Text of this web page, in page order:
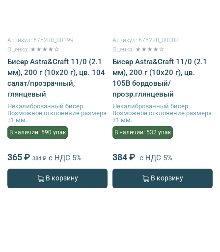
Артикул: 675288_00199
Оценка: ★★★★☆
Бисер Astra&Craft 11/0 (2.1
мм), 200 г (10х20 г), цв. 104
салат/прозрачный,
глянцевый
Некалиброванный бисер.
Возможное отклонение размера
±1 мм.
В наличии: 590 упак
365 ₽ 384 ₽ с НДС 5%
В корзину
Артикул: 675288_00003
Оценка: ★★★★☆
Бисер Astra&Craft 11/0 (2.1
мм), 200 г (10х20 г), цв.
105B бордовый/
прозр.глянцевый
Некалиброванный бисер.
Возможное отклонение размера
±1 мм.
В наличии: 532 упак
384 ₽ с НДС 5%
В корзину